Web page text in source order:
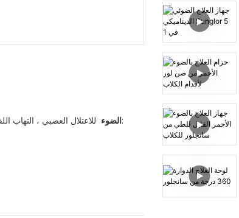
660nm + 850nm الضوءللاعتلال العصبي ، التهاب اللفافة الأخمصية ، واستعادة ما بعد الجراحة. سمات: